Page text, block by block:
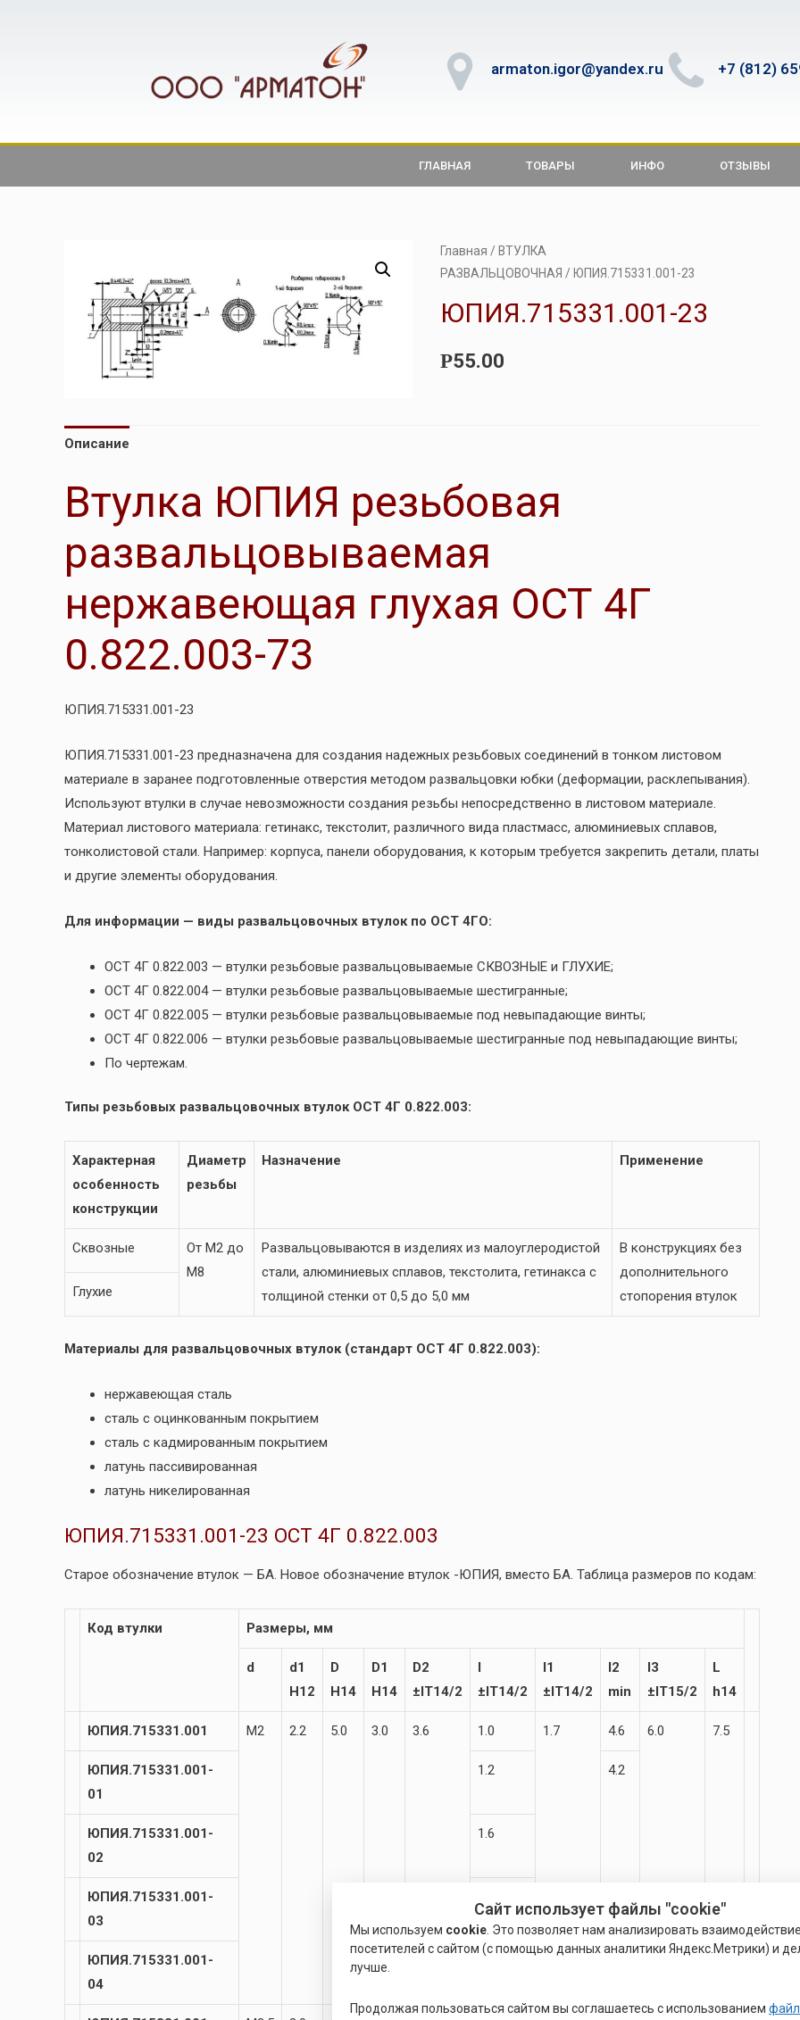
armaton.igor@yandex.ru +7 (812)
ГЛАВНАЯ ТОВАРЫ ИНФО ОТЗЫВЫ
Главная / ВТУЛКА
РАЗВАЛЬЦОВОЧНАЯ / ЮПИЯ.715331.001-23
ЮПИЯ.715331.001-23
Р55.00
Описание
Втулка ЮПИЯ резьбовая
развальцовываемая
нержавеющая глухая ОСТ 4Г
0.822.003-73
ЮПИЯ.715331.001-23
ЮПИЯ.715331.001-23 предназначена для создания надежных резьбовых соединений в тонком листовом
материале в заранее подготовленные отверстия методом развальцовки юбки (деформации, расклепывания).
Используют втулки в случае невозможности создания резьбы непосредственно в листовом материале.
Материал листового материала: гетинакс, текстолит, различного вида пластмасс, алюминиевых сплавов,
тонколистовой стали. Например: корпуса, панели оборудования, к которым требуется закрепить детали, платы
и другие элементы оборудования.
Для информации — виды развальцовочных втулок по ОСТ 4ГО:
ОСТ 4Г 0.822.003 — втулки резьбовые развальцовываемые СКВОЗНЫЕ и ГЛУХИЕ;
ОСТ 4Г 0.822.004 — втулки резьбовые развальцовываемые шестигранные;
ОСТ 4Г 0.822.005 — втулки резьбовые развальцовываемые под невыпадающие винты;
ОСТ 4Г 0.822.006 — втулки резьбовые развальцовываемые шестигранные под невыпадающие винты;
По чертежам.
Типы резьбовых развальцовочных втулок ОСТ 4Г 0.822.003:
Характерная
особенность
конструкции
Диаметр
резьбы
Назначение Применение
Сквозные
От М2 до
М8
Развальцовываются в изделиях из малоуглеродистой
стали, алюминиевых сплавов, текстолита, гетинакса с
толщиной стенки от 0,5 до 5,0 мм
В конструкциях без
дополнительного
стопорения втулок
Глухие
Материалы для развальцовочных втулок (стандарт ОСТ 4Г 0.822.003):
нержавеющая сталь
сталь с оцинкованным покрытием
сталь с кадмированным покрытием
латунь пассивированная
латунь никелированная
ЮПИЯ.715331.001-23 ОСТ 4Г 0.822.003
Старое обозначение втулок — БА. Новое обозначение втулок -ЮПИЯ, вместо БА. Таблица размеров по кодам:
Код втулки Размеры, мм
d
d1
H12
D
H14
D1
H14
D2
±IT14/2
I
±IT14/2
l1
±IT14/2
l2
min
I3
±IT15/2
L
h14
ЮПИЯ.715331.001 М2 2.2 5.0 3.0 3.6 1.0 1.7 4.6 6.0 7.5
ЮПИЯ.715331.001-
01
1.2 4.2
ЮПИЯ.715331.001-
02
1.6
ЮПИЯ.715331.001-
03
ЮПИЯ.715331.001-
04
2.5 2.0
Сайт использует файлы "cookie"
Мы используем cookie . Это позволяет нам анализировать
посетителей с сайтом (с помощью данных аналитики Яндекс.Метрики) и
лучше.
Продолжая пользоваться сайтом вы соглашаетесь с использованием